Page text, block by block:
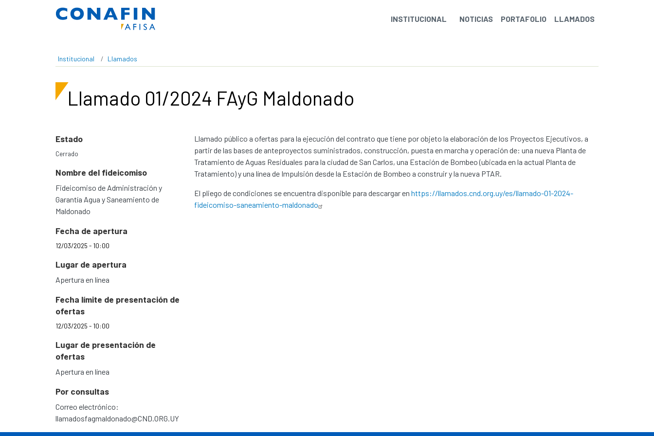
Pasar al contenido principal
INSTITUCIONAL
NOTICIAS PORTAFOLIO LLAMADOS
Institucional Llamados
Llamado 01/2024 FAyG Maldonado
Estado
Cerrado
Nombre del fideicomiso
Fideicomiso de Administración y
Garantía Agua y Saneamiento de
Maldonado
Fecha de apertura
12/03/2025 - 10:00
Lugar de apertura
Apertura en línea
Fecha límite de presentación de
ofertas
12/03/2025 - 10:00
Lugar de presentación de
ofertas
Apertura en línea
Por consultas
Correo electrónico:
llamadosfagmaldonado@CND.ORG.UY
Llamado público a ofertas para la ejecución del contrato que tiene por objeto la elaboración de los Proyectos Ejecutivos, a
partir de las bases de anteproyectos suministrados, construcción, puesta en marcha y operación de: una nueva Planta de
Tratamiento de Aguas Residuales para la ciudad de San Carlos, una Estación de Bombeo (ubicada en la actual Planta de
Tratamiento) y una línea de Impulsión desde la Estación de Bombeo a construir y la nueva PTAR.
El pliego de condiciones se encuentra disponible para descargar en https://llamados.cnd.org.uy/es/llamado-01-2024-
fideicomiso-saneamiento-maldonado